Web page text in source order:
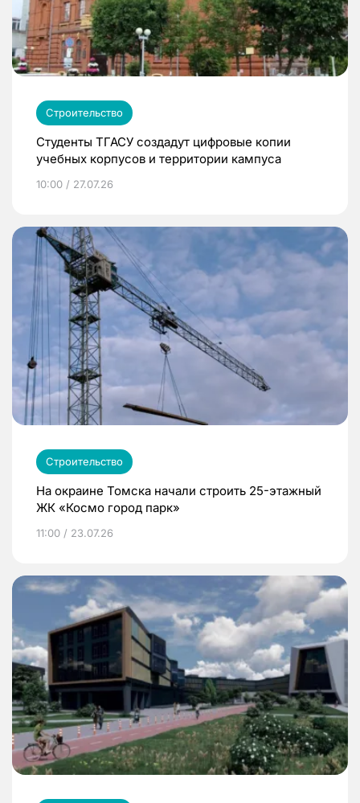
Строительство
Студенты ТГАСУ создадут цифровые копии
учебных корпусов и территории кампуса
10:00 / 27.07.26
Строительство
На окраине Томска начали строить 25-этажный
ЖК «Космо город парк»
11:00 / 23.07.26